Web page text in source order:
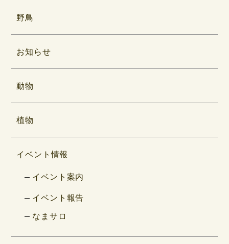
野鳥
お知らせ
動物
植物
イベント情報
イベント案内
イベント報告
なまサロ